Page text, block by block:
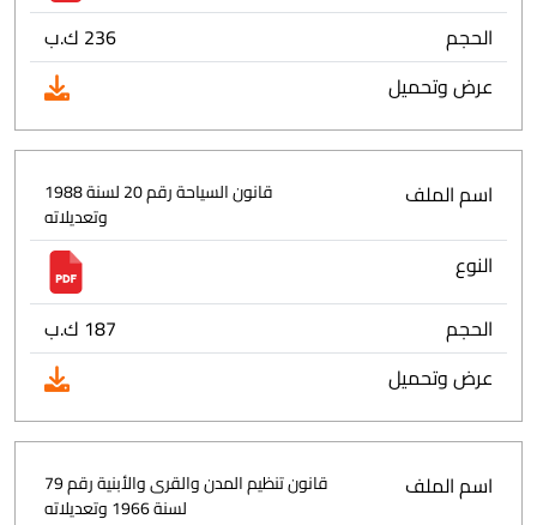
الحجم
236 ك.ب
عرض وتحميل
اسم الملف
قانون السياحة رقم 20 لسنة 1988
وتعديلاته
النوع
الحجم
187 ك.ب
عرض وتحميل
اسم الملف
قانون تنظيم المدن والقرى والأبنية رقم 79
لسنة 1966 وتعديلاته